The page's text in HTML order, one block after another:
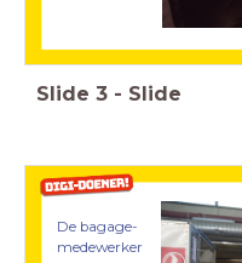
Slide 3 - Slide
De bagage-
medewerker